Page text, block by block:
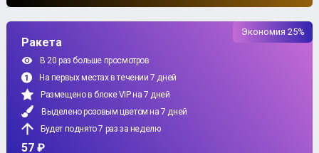
Ракета
В 20 раз больше просмотров
На первых местах в течении 7 дней
Размещено в блоке VIP на 7 дней
Выделено розовым цветом на 7 дней
Будет поднято 7 раз за неделю
57 ₽
Экономия 25%